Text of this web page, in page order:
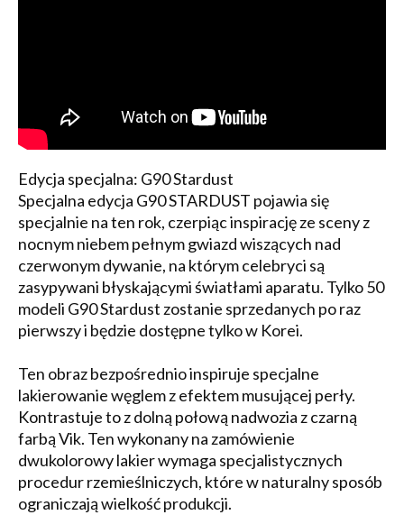
Edycja specjalna: G90 Stardust
Specjalna edycja G90 STARDUST pojawia się
specjalnie na ten rok, czerpiąc inspirację ze sceny z
nocnym niebem pełnym gwiazd wiszących nad
czerwonym dywanie, na którym celebryci są
zasypywani błyskającymi światłami aparatu. Tylko 50
modeli G90 Stardust zostanie sprzedanych po raz
pierwszy i będzie dostępne tylko w Korei.
Ten obraz bezpośrednio inspiruje specjalne
lakierowanie węglem z efektem musującej perły.
Kontrastuje to z dolną połową nadwozia z czarną
farbą Vik. Ten wykonany na zamówienie
dwukolorowy lakier wymaga specjalistycznych
procedur rzemieślniczych, które w naturalny sposób
ograniczają wielkość produkcji.